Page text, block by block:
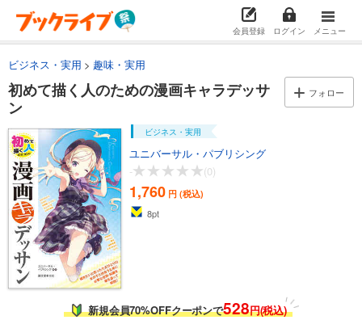
会員登録 ログイン メニュー
ビジネス・実用 趣味・実用
初めて描く人のための漫画キャラデッサ
ン
フォロー
ビジネス・実用
ユニバーサル・パブリシング
-
(0)
1,760 円 (税込)
8pt
新規会員70%OFFクーポンで528円(税込)